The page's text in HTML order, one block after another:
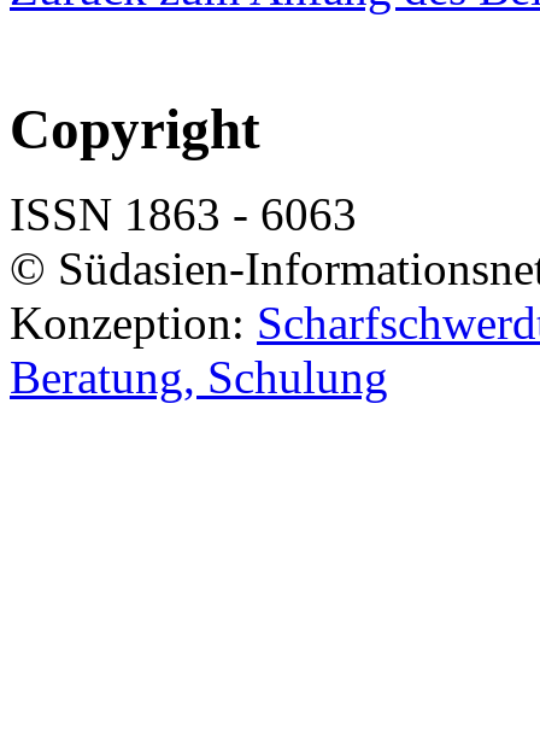
Copyright
ISSN 1863 - 6063
© Südasien-
Konzeption:
Beratung, Schulung